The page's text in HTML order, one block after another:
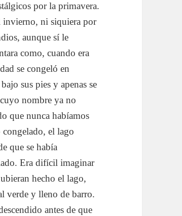
por la primavera.
invierno, ni siquiera por
aunque sí le
como, cuando era
se congeló en
sus pies y apenas se
nombre ya no
que nunca habíamos
el lago
que se había
Era difícil imaginar
hecho el lago,
verde y lleno de barro.
antes de que